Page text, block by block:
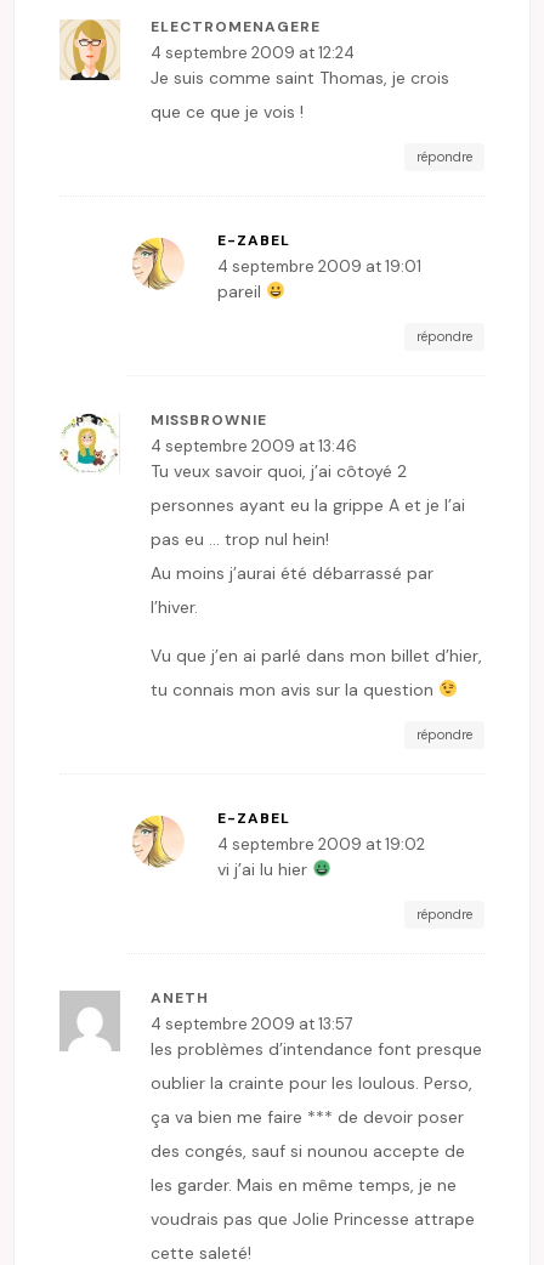
ELECTROMENAGERE
4 septembre 2009 at 12:24
Je suis comme saint Thomas, je crois
que ce que je vois !
répondre
E-ZABEL
4 septembre 2009 at 19:01
pareil
répondre
MISSBROWNIE
4 septembre 2009 at 13:46
Tu veux savoir quoi, j’ai côtoyé 2
personnes ayant eu la grippe A et je l’ai
pas eu … trop nul hein!
Au moins j’aurai été débarrassé par
l’hiver.
Vu que j’en ai parlé dans mon billet d’hier,
tu connais mon avis sur la question
répondre
E-ZABEL
4 septembre 2009 at 19:02
vi j’ai lu hier
répondre
ANETH
4 septembre 2009 at 13:57
les problèmes d’intendance font presque
oublier la crainte pour les loulous. Perso,
ça va bien me faire *** de devoir poser
des congés, sauf si nounou accepte de
les garder. Mais en même temps, je ne
voudrais pas que Jolie Princesse attrape
cette saleté!